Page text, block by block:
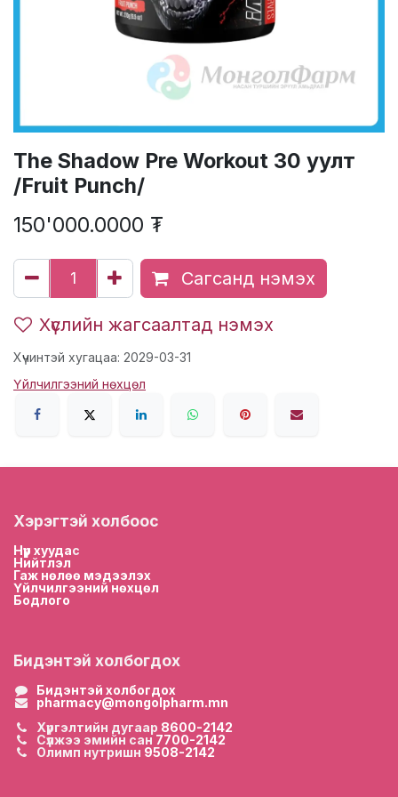
The Shadow Pre Workout 30 уулт
/Fruit Punch/
150'000.0000 ₮
Сагсанд нэмэх
Хүслийн жагсаалтад нэмэх
Хүчинтэй хугацаа: 2029-03-31
Үйлчилгээний нөхцөл
Хэрэгтэй холбоос
Нүүр хуудас
Нийтлэл
Гаж нөлөө мэдээлэх
Үйлчилгээний нөхцөл
Бодлого
Бидэнтэй холбогдох
Бидэнтэй холбогдох
pharmacy@mongolpharm.mn
Хүргэлтийн дугаар 8600-2142
Сүлжээ эмийн сан 7700-2142
Олимп нутришн 9508-2142